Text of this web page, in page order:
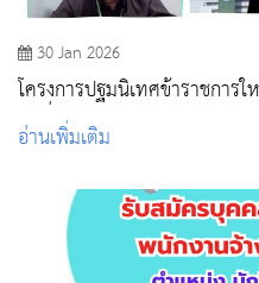
30 Jan 2026
โครงการปฐมนิเทศข้าราชการ
รุ่นที่ 2 ปีงบประมาณ 2569
อ่านเพิ่มเติม